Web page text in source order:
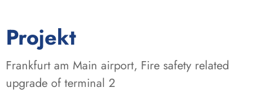
Projekt
Frankfurt am Main airport, Fire safety related
upgrade of terminal 2